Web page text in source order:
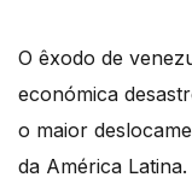
O êxodo de
económica
o maior
da América Latina.